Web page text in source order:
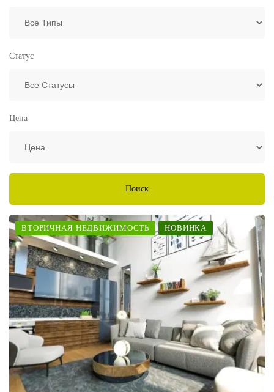
Статус
Цена
Поиск
ВТОРИЧНАЯ НЕДВИЖИМОСТЬ НОВИНКА